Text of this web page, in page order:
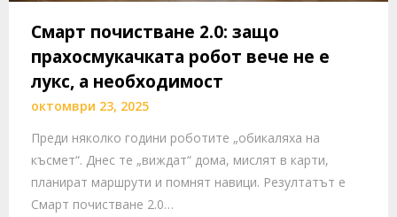
Смарт почистване 2.0: защо
прахосмукачката робот вече не е
лукс, а необходимост
октомври 23, 2025
Преди няколко години роботите „обикаляха на
късмет“. Днес те „виждат“ дома, мислят в карти,
планират маршрути и помнят навици. Резултатът е
Смарт почистване 2.0…